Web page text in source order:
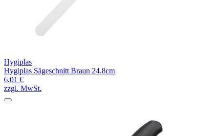
Hygiplas
Hygiplas Sägeschnitt Braun 24.8cm
6,01 €
zzgl. MwSt.